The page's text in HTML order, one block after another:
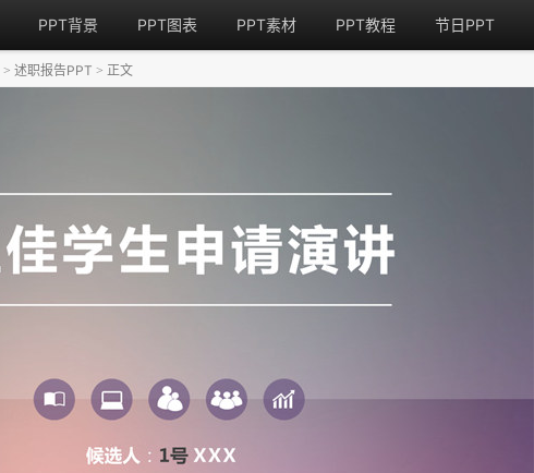
PPT背景 PPT图表 PPT素材 PPT教程 节日PPT
> 述职报告PPT > 正文